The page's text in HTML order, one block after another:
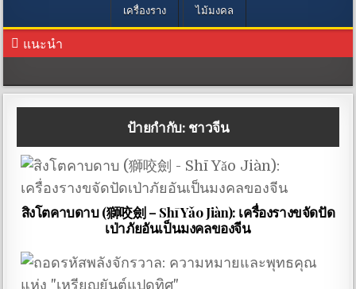
เครื่องราง ไม้มงคล
แนะนำ
ป้ายกำกับ: ชาวจีน
สิงโตคาบดาบ (獅咬劍 – Shī Yǎo Jiàn): เครื่องรางขจัดปัด
เป่าภัยอันเป็นมงคลของจีน